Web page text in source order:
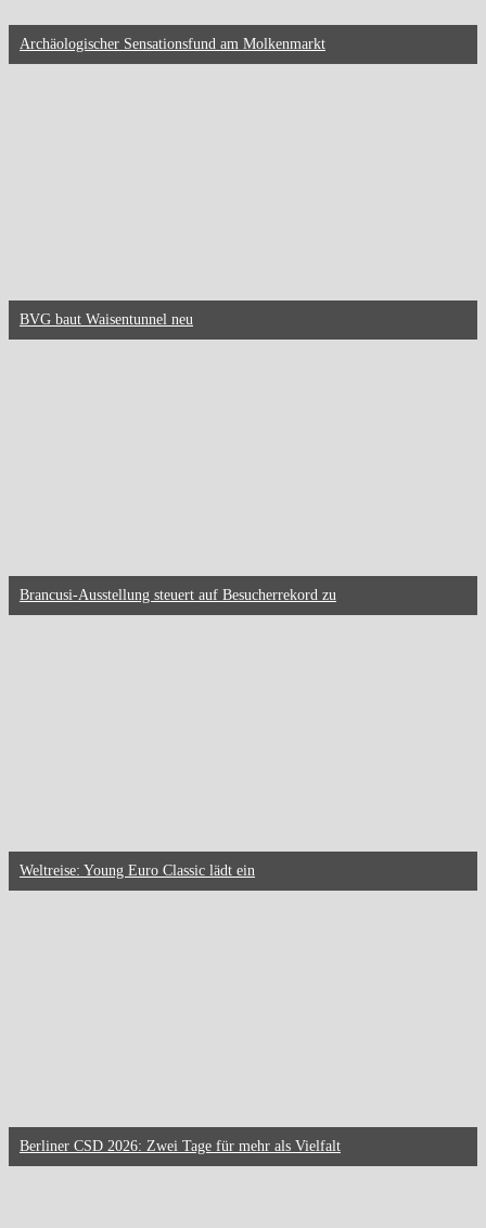
Archäologischer Sensationsfund am Molkenmarkt
BVG baut Waisentunnel neu
Brancusi-Ausstellung steuert auf Besucherrekord zu
Weltreise: Young Euro Classic lädt ein
Berliner CSD 2026: Zwei Tage für mehr als Vielfalt